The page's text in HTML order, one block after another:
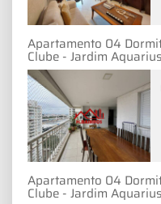
Apartamento 04
Clube - Jardim Aquarius
Apartamento 04
Clube - Jardim Aquarius